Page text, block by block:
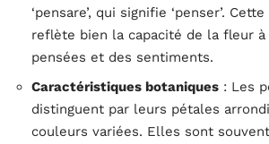
‘pensare’, qui signifie ‘penser’.
reflète bien la capacité de la fleur
pensées et des sentiments.
Caractéristiques botaniques : Les
distinguent par leurs pétales
couleurs variées. Elles sont